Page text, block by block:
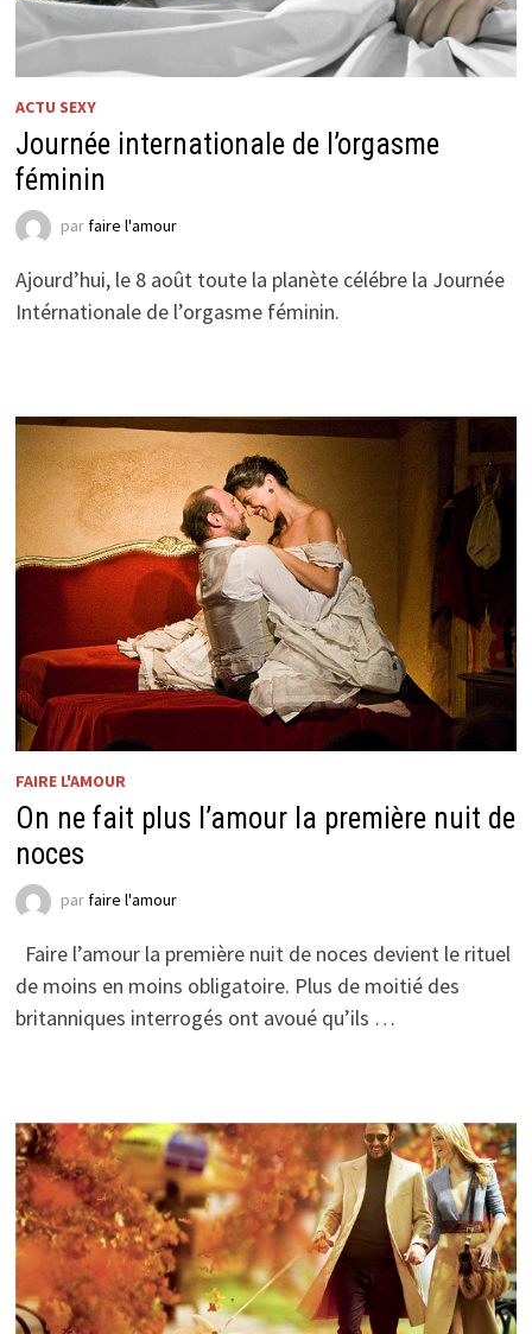
ACTU SEXY
Journée internationale de l’orgasme
féminin
parfaire l'amour
Ajourd’hui, le 8 août toute la planète célébre la Journée
Intérnationale de l’orgasme féminin.
FAIRE L'AMOUR
On ne fait plus l’amour la première nuit de
noces
parfaire l'amour
Faire l’amour la première nuit de noces devient le rituel
de moins en moins obligatoire. Plus de moitié des
britanniques interrogés ont avoué qu’ils …